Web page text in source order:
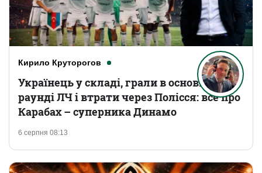
Кирило Круторогов
6 серпня 08:13
Українець у складі, грали в основному
раунді ЛЧ і втрати через Полісся: все про
Карабах – суперника Динамо